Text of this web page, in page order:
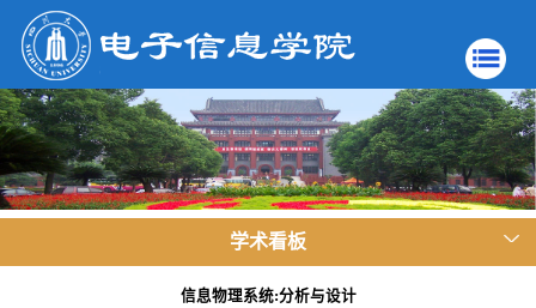
学术看板
信息物理系统:分析与设计